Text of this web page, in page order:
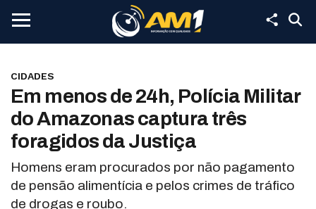
CIDADES
Em menos de 24h, Polícia Militar
do Amazonas captura três
foragidos da Justiça
Homens eram procurados por não pagamento
de pensão alimentícia e pelos crimes de tráfico
de drogas e roubo.